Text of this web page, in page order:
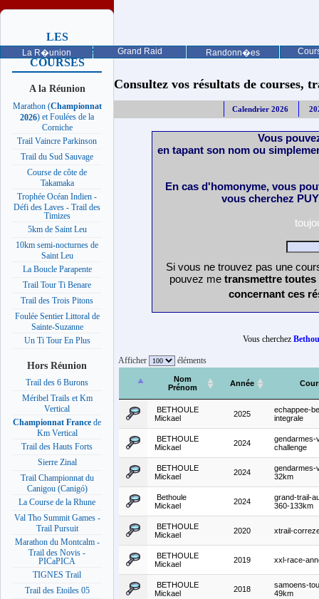
La R�union Grand Raid Randonn�es
LES
PROCHAINES
COURSES
A la Réunion
Marathon (Championnat
2026) et Foulées de la
Corniche
Trail Vaincre Parkinson
Trail du Sud Sauvage
Course de côte de
Takamaka
Trophée Océan Indien -
Défi des Laves - Trail des
Timizes
5km de Saint Leu
10km semi-nocturnes de
Saint Leu
La Boucle Parapente
Trail Tour Ti Benare
Trail des Trois Pitons
Foulée Sentier Littoral de
Sainte-Suzanne
Un Ti Tour En Plus
Hors Réunion
Trail des 6 Burons
Méribel Trails et Km
Vertical
Championnat France de
Km Vertical
Trail des Hauts Forts
Sierre Zinal
Trail Championnat du
Canigou (Canigó)
La Course de la Rhune
Val Tho Summit Games -
Trail Pursuit
Marathon du Montcalm -
Trail des Novis -
PICaPICA
TIGNES Trail
Trail des Etoiles 05
Consultez vos résultats de courses,
Calendrier 2026
Vous
en tapant son nom ou
En cas d'homonyme, vous
vous cherchez
Si vous ne trouvez pas une
pouvez me transmettre
concernant ces
Vous cherchez
Afficher éléments
Nom
Prénom
Année
BETHOULE
Mickael
2025
echappee-
integrale
BETHOULE
Mickael
2024
gendarmes-
challenge
BETHOULE
Mickael
2024
gendarmes-
32km
Bethoule
Mickael
2024
grand-trail-
360-133km
BETHOULE
Mickael
2020 xtrail-
BETHOULE
Mickael
2019 xxl-race-
BETHOULE
Mickael
2018
samoens-
49km